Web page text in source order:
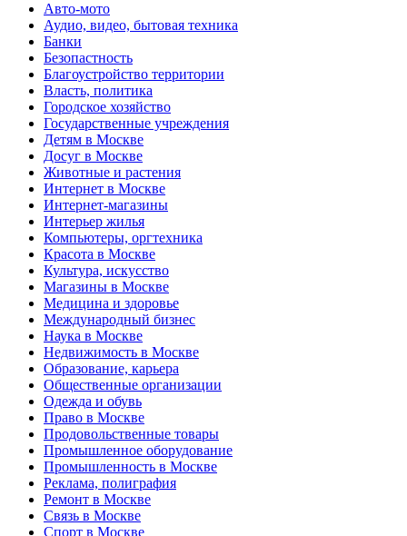
Авто-мото
Аудио, видео, бытовая техника
Банки
Безопастность
Благоустройство территории
Власть, политика
Городское хозяйство
Государственные учреждения
Детям в Москве
Досуг в Москве
Животные и растения
Интернет в Москве
Интернет-магазины
Интерьер жилья
Компьютеры, оргтехника
Красота в Москве
Культура, искусство
Магазины в Москве
Медицина и здоровье
Международный бизнес
Наука в Москве
Недвижимость в Москве
Образование, карьера
Общественные организации
Одежда и обувь
Право в Москве
Продовольственные товары
Промышленное оборудование
Промышленность в Москве
Реклама, полиграфия
Ремонт в Москве
Связь в Москве
Спорт в Москве